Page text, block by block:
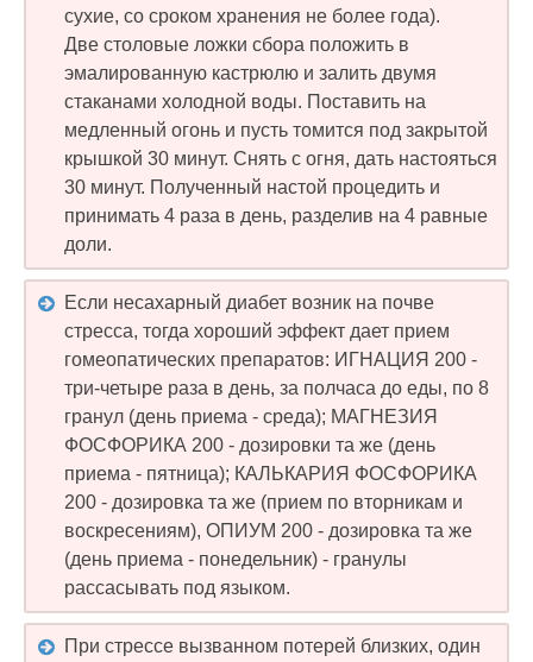
сухие, со сроком хранения не более года).
Две столовые ложки сбора положить в
эмалированную кастрюлю и залить двумя
стаканами холодной воды. Поставить на
медленный огонь и пусть томится под закрытой
крышкой 30 минут. Снять с огня, дать настояться
30 минут. Полученный настой процедить и
принимать 4 раза в день, разделив на 4 равные
доли.
Если несахарный диабет возник на почве
стресса, тогда хороший эффект дает прием
гомеопатических препаратов: ИГНАЦИЯ 200 -
три-четыре раза в день, за полчаса до еды, по 8
гранул (день приема - среда); МАГНЕЗИЯ
ФОСФОРИКА 200 - дозировки та же (день
приема - пятница); КАЛЬКАРИЯ ФОСФОРИКА
200 - дозировка та же (прием по вторникам и
воскресениям), ОПИУМ 200 - дозировка та же
(день приема - понедельник) - гранулы
рассасывать под языком.
При стрессе вызванном потерей близких, один